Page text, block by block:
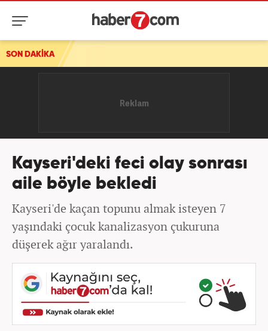
SON DAKİKA
Kayseri'deki feci olay sonrası
aile böyle bekledi
Kayseri'de kaçan topunu almak isteyen 7
yaşındaki çocuk kanalizasyon çukuruna
düşerek ağır yaralandı.